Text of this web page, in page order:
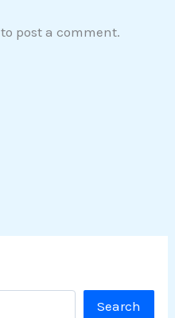
to post a comment.
Search